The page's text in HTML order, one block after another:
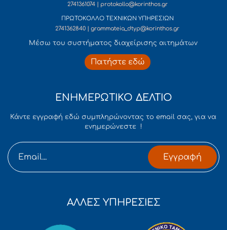
2741361074 | protokollo@korinthos.gr
ΠΡΩΤΟΚΟΛΛΟ ΤΕΧΝΙΚΩΝ ΥΠΗΡΕΣΙΩΝ
2741362840 | grammateia_dtyp@korinthos.gr
Mέσω του συστήματος διαχείρισης αιτημάτων
Πατήστε εδώ
ΕΝΗΜΕΡΩΤΙΚΟ ΔΕΛΤΙΟ
Κάντε εγγραφή εδώ συμπληρώνοντας το email σας, για να
ενημερώνεστε !
Εγγραφή
ΑΛΛΕΣ ΥΠΗΡΕΣΙΕΣ